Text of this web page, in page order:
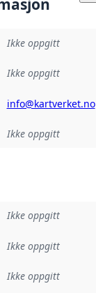
Ikke oppgitt
Ikke oppgitt
info@kartverket.no
Ikke oppgitt
Ikke oppgitt
:
Ikke oppgitt
Ikke oppgitt